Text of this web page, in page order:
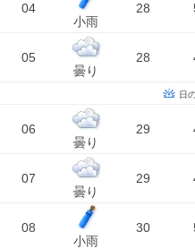
04
小雨
28
05
曇り
28
日
06
曇り
29
07
曇り
29
08
小雨
30